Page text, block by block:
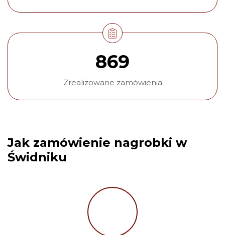
869
Zrealizowane zamówienia
Jak zamówienie nagrobki w
Świdniku